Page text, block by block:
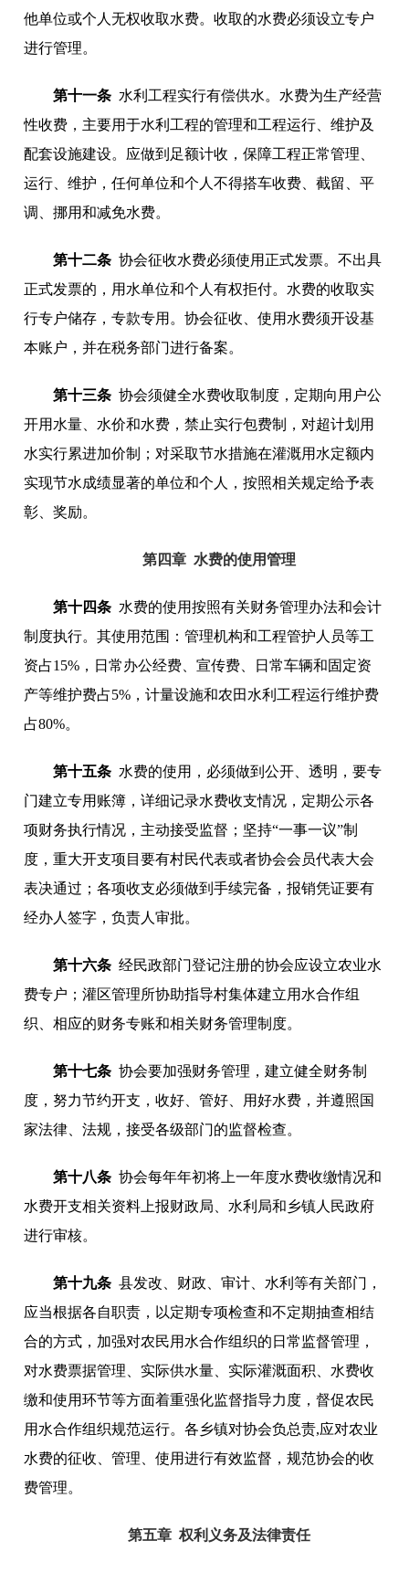
他单位或个人无权收取水费。收取的水费必须设立专户
进行管理。
第十一条 水利工程实行有偿供水。水费为生产经营
性收费，主要用于水利工程的管理和工程运行、维护及
配套设施建设。应做到足额计收，保障工程正常管理、
运行、维护，任何单位和个人不得搭车收费、截留、平
调、挪用和减免水费。
第十二条协会征收水费必须使用正式发票。不出具
正式发票的，用水单位和个人有权拒付。水费的收取实
行专户储存，专款专用。协会征收、使用水费须开设基
本账户，并在税务部门进行备案。
第十三条 协会须健全水费收取制度，定期向用户公
开用水量、水价和水费，禁止实行包费制，对超计划用
水实行累进加价制；对采取节水措施在灌溉用水定额内
实现节水成绩显著的单位和个人，按照相关规定给予表
彰、奖励。
第四章 水费的使用管理
第十四条 水费的使用按照有关财务管理办法和会计
制度执行。其使用范围：管理机构和工程管护人员等工
资占15%，日常办公经费、宣传费、日常车辆和固定资
产等维护费占5%，计量设施和农田水利工程运行维护费
占80%。
第十五条 水费的使用，必须做到公开、透明，要专
门建立专用账簿，详细记录水费收支情况，定期公示各
项财务执行情况，主动接受监督；坚持“一事一议”制
度，重大开支项目要有村民代表或者协会会员代表大会
表决通过；各项收支必须做到手续完备，报销凭证要有
经办人签字，负责人审批。
第十六条 经民政部门登记注册的协会应设立农业水
费专户；灌区管理所协助指导村集体建立用水合作组
织、相应的财务专账和相关财务管理制度。
第十七条 协会要加强财务管理，建立健全财务制
度，努力节约开支，收好、管好、用好水费，并遵照国
家法律、法规，接受各级部门的监督检查。
第十八条 协会每年年初将上一年度水费收缴情况和
水费开支相关资料上报财政局、水利局和乡镇人民政府
进行审核。
第十九条 县发改、财政、审计、水利等有关部门，
应当根据各自职责，以定期专项检查和不定期抽查相结
合的方式，加强对农民用水合作组织的日常监督管理，
对水费票据管理、实际供水量、实际灌溉面积、水费收
缴和使用环节等方面着重强化监督指导力度，督促农民
用水合作组织规范运行。各乡镇对协会负总责,应对农业
水费的征收、管理、使用进行有效监督，规范协会的收
费管理。
第五章 权利义务及法律责任